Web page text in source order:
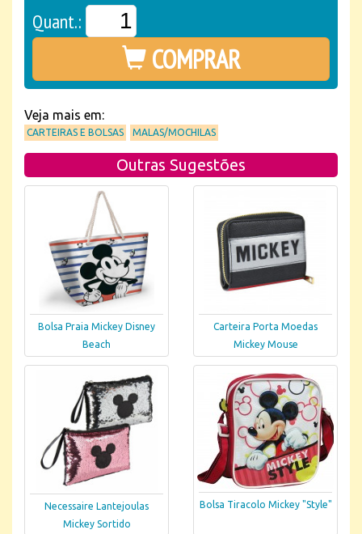
Quant.:
COMPRAR
Veja mais em:
CARTEIRAS E BOLSAS MALAS/MOCHILAS
Outras Sugestões
Bolsa Praia Mickey Disney
Beach
Carteira Porta Moedas
Mickey Mouse
Necessaire Lantejoulas
Mickey Sortido
Bolsa Tiracolo Mickey "Style"